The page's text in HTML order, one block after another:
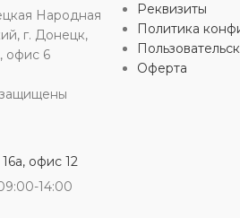
ДЛИНА
Народная
г. Донецк,
офис 6
офис 12
14:00
Реквизиты
Политика
Оферта